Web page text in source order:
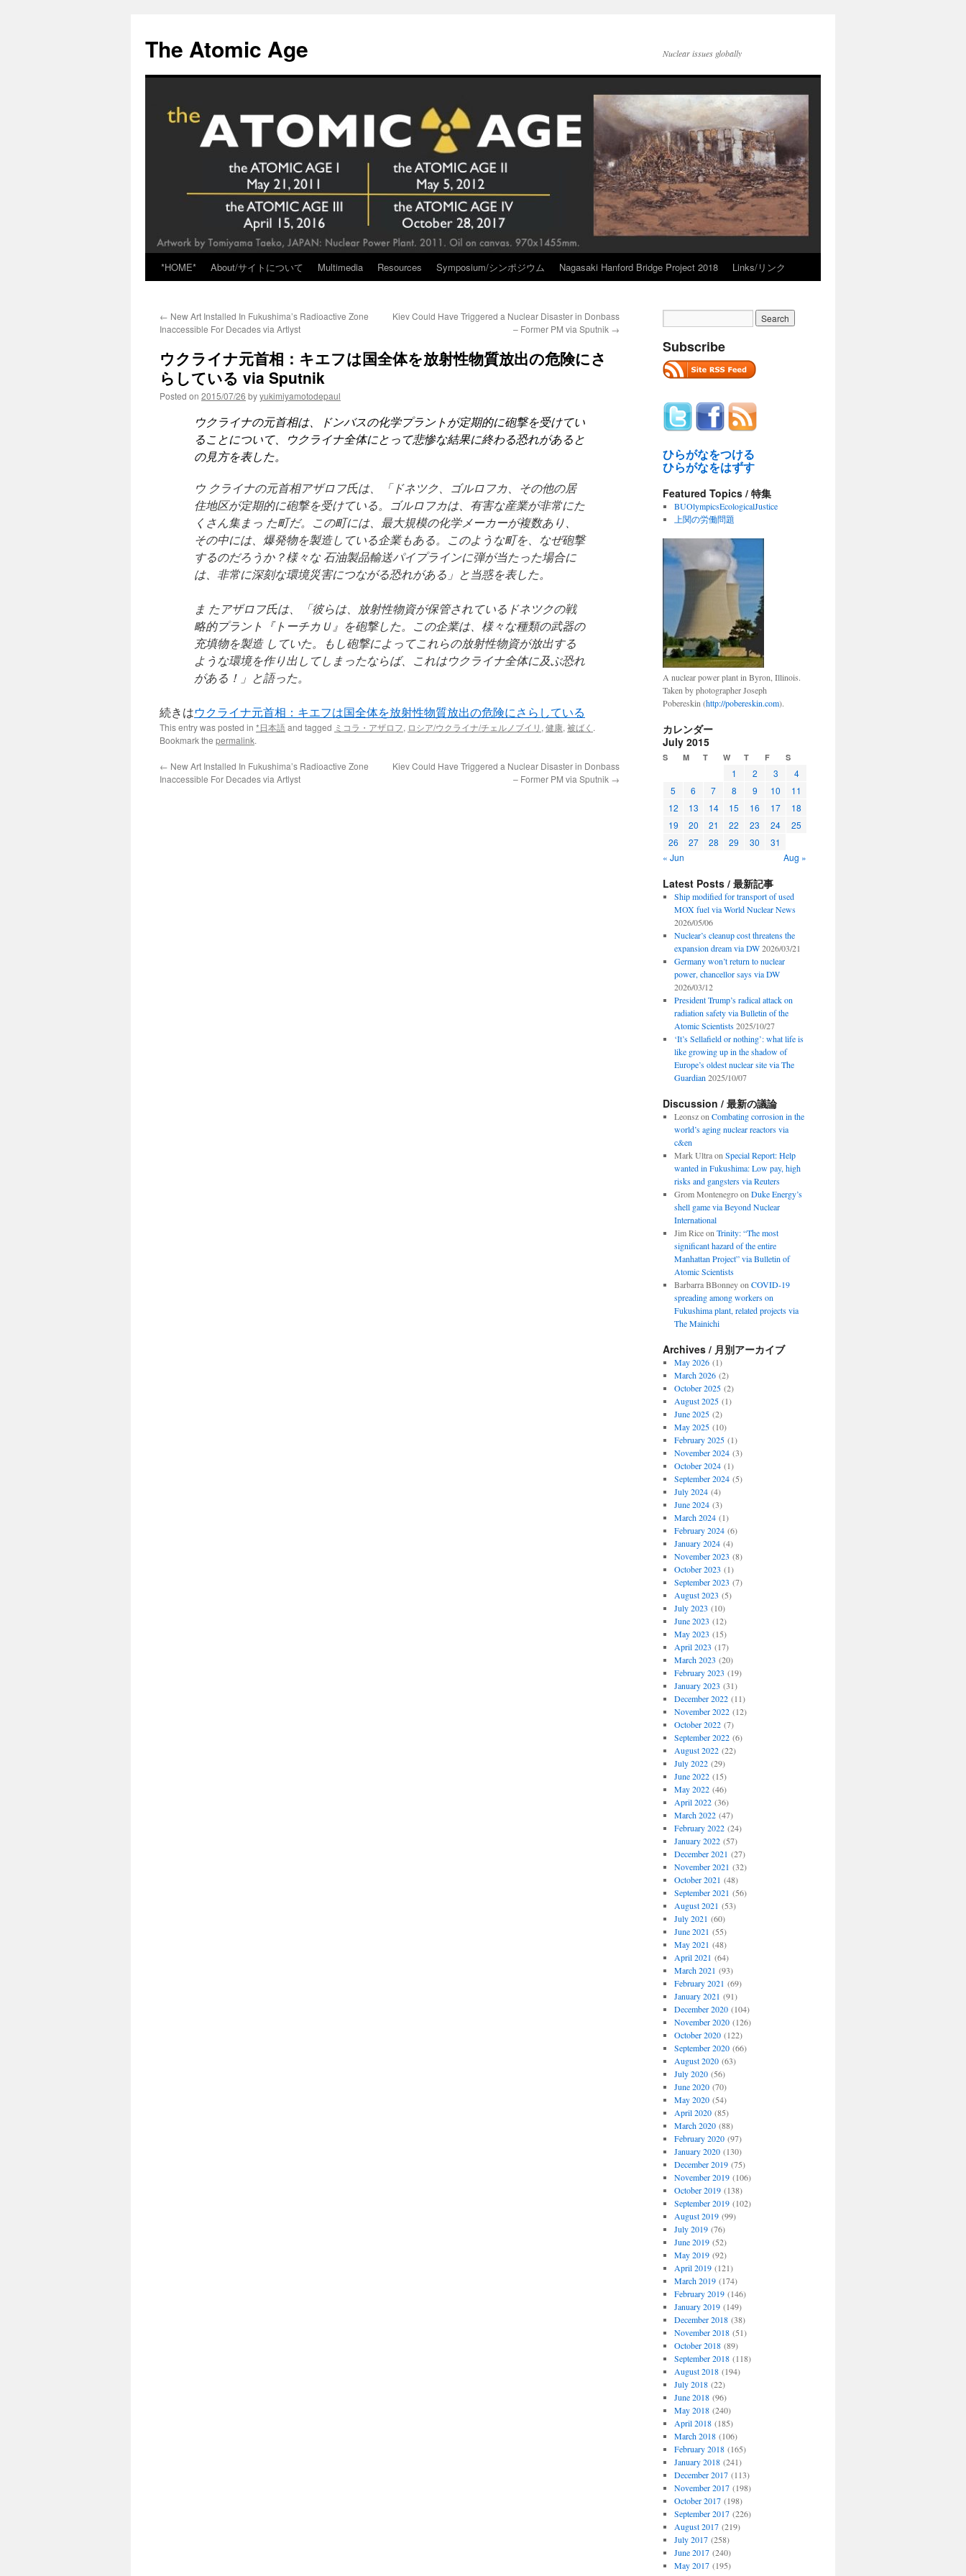
content
The Atomic Age Nuclear issues globally
*HOME* About/サイトについて Multimedia Resources Symposium/シンポジウム Nagasaki Hanford Bridge Project 2018 Links/リンク
← New Art Installed In Fukushima’s Radioactive Zone
Inaccessible For Decades via Artlyst
Kiev Could Have Triggered a Nuclear Disaster in Donbass
– Former PM via Sputnik →
ウクライナ元首相：キエフは国全体を放射性物質放出の危険にさ
らしている via Sputnik
Posted on 2015/07/26 byyukimiyamotodepaul
ウクライナの元首相は、ドンバスの化学プラントが定期的に砲撃を受けてい
ることについて、ウクライナ全体にとって悲惨な結果に終わる恐れがあると
の見方を表した。
ウ クライナの元首相アザロフ氏は、「ドネツク、ゴルロフカ、その他の居
住地区が定期的に砲撃を受けている。ゴルロフカは、有害な産業が非常にた
くさん集まっ た町だ。この町には、最大規模の化学メーカーが複数あり、
その中には、爆発物を製造している企業もある。このような町を、なぜ砲撃
するのだろうか？様々な 石油製品輸送パイプラインに弾が当たった場合に
は、非常に深刻な環境災害につながる恐れがある」と当惑を表した。
ま たアザロフ氏は、「彼らは、放射性物資が保管されているドネツクの戦
略的プラント『トーチカＵ』を砲撃した。この企業は、様々な種類の武器の
充填物を製造 していた。もし砲撃によってこれらの放射性物資が放出する
ような環境を作り出してしまったならば、これはウクライナ全体に及ぶ恐れ
がある！」と語った。
続きはウクライナ元首相：キエフは国全体を放射性物質放出の危険にさらしている
This entry was posted in *日本語and tagged ミコラ・アザロフ, ロシア/ウクライナ/チェルノブイリ , 健康, 被ばく .
Bookmark the permalink.
← New Art Installed In Fukushima’s Radioactive Zone
Inaccessible For Decades via Artlyst
Kiev Could Have Triggered a Nuclear Disaster in Donbass
– Former PM via Sputnik →
Subscribe
ひらがなをつける
ひらがなをはずす
Featured Topics / 特集
BUOlympicsEcologicalJustice
上関の労働問題
A nuclear power plant in Byron, Illinois.
Taken by photographer Joseph
Pobereskin (http://pobereskin.com).
カレンダー
July 2015
S M T W T F S
1 2 3
4
5
6 7 8 9 10
11
12
13 14 15 16 17
18
19
20 21 22 23 24
25
26
27 28 29 30
31
« Jun
Aug »
Latest Posts / 最新記事
Ship modified for transport of used
MOX fuel via World Nuclear News
2026/05/06
Nuclear’s cleanup cost threatens the
expansion dream via DW 2026/03/21
Germany won’t return to nuclear
power, chancellor says via DW
2026/03/12
President Trump’s radical attack on
radiation safety via Bulletin of the
Atomic Scientists 2025/10/27
‘It’s Sellafield or nothing’: what life is
like growing up in the shadow of
Europe’s oldest nuclear site via The
Guardian 2025/10/07
Discussion / 最新の議論
Leonszon Combating corrosion in the
world’s aging nuclear reactors via
c&en
Mark Ultraon Special Report: Help
wanted in Fukushima: Low pay, high
risks and gangsters via Reuters
Grom Montenegroon Duke Energy’s
shell game via Beyond Nuclear
International
Jim Riceon Trinity: “The most
significant hazard of the entire
Manhattan Project” via Bulletin of
Atomic Scientists
Barbarra BBonneyon COVID-19
spreading among workers on
Fukushima plant, related projects via
The Mainichi
Archives / 月別アーカイブ
May 2026(1)
March 2026(2)
October 2025(2)
August 2025(1)
June 2025(2)
May 2025(10)
February 2025(1)
November 2024(3)
October 2024(1)
September 2024(5)
July 2024(4)
June 2024(3)
March 2024(1)
February 2024(6)
January 2024(4)
November 2023 (8)
October 2023 (1)
September 2023 (7)
August 2023 (5)
July 2023 (10)
June 2023 (12)
May 2023 (15)
April 2023 (17)
March 2023 (20)
February 2023 (19)
January 2023 (31)
December 2022(11)
November 2022(12)
October 2022(7)
September 2022(6)
August 2022(22)
July 2022(29)
June 2022(15)
May 2022(46)
April 2022(36)
March 2022(47)
February 2022(24)
January 2022(57)
December 2021 (27)
November 2021 (32)
October 2021 (48)
September 2021 (56)
August 2021 (53)
July 2021 (60)
June 2021 (55)
May 2021 (48)
April 2021 (64)
March 2021 (93)
February 2021 (69)
January 2021 (91)
December 2020(104)
November 2020(126)
October 2020(122)
September 2020(66)
August 2020(63)
July 2020(56)
June 2020(70)
May 2020(54)
April 2020(85)
March 2020(88)
February 2020(97)
January 2020(130)
December 2019(75)
November 2019(106)
October 2019(138)
September 2019(102)
August 2019(99)
July 2019(76)
June 2019(52)
May 2019(92)
April 2019(121)
March 2019(174)
February 2019(146)
January 2019(149)
December 2018(38)
November 2018(51)
October 2018(89)
September 2018(118)
August 2018(194)
July 2018(22)
June 2018(96)
May 2018(240)
April 2018(185)
March 2018(106)
February 2018(165)
January 2018(241)
December 2017(113)
November 2017(198)
October 2017(198)
September 2017(226)
August 2017(219)
July 2017(258)
June 2017(240)
May 2017(195)